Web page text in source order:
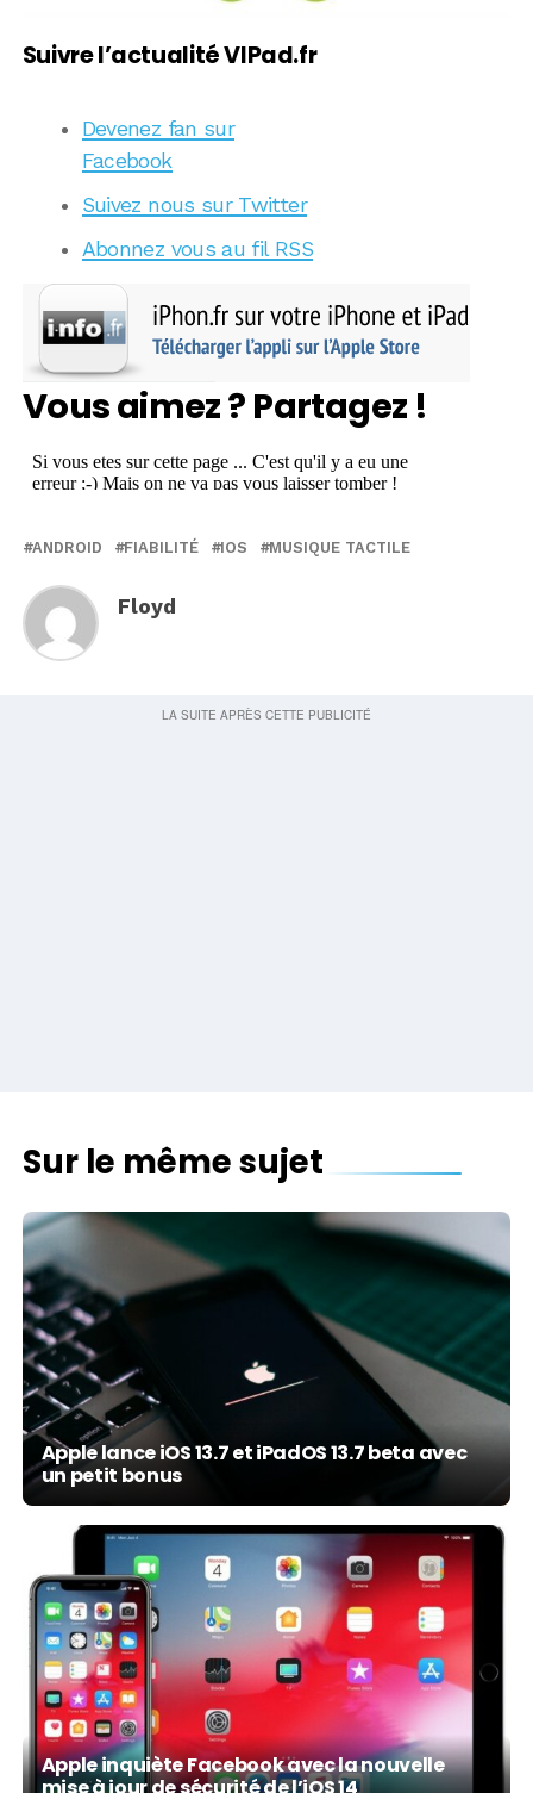
Suivre l’actualité VIPad.fr
Devenez fan sur
Facebook
Suivez nous sur Twitter
Abonnez vous au fil RSS
Vous aimez ? Partagez !
ANDROID FIABILITÉ IOS MUSIQUE TACTILE
Floyd
Sur le même sujet
Apple lance iOS 13.7 et iPadOS 13.7 beta avec
un petit bonus
Apple inquiète Facebook avec la nouvelle
Une nouvelle version iOS 9.3.2 est disponible